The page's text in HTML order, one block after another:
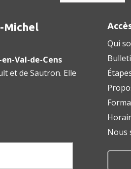
Michel
Val-de-Cens
et de Sautron. Elle
Qui
Nous